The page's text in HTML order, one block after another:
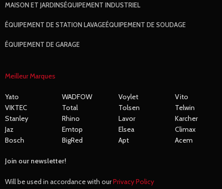
MAISON ET JARDINSÉQUIPEMENT INDUSTRIEL
ÉQUIPEMENT DE STATION LAVAGEÉQUIPEMENT DE SOUDAGE
ÉQUIPEMENT DE GARAGE
Meilleur Marques
Yato WADFOW Voylet
Vito
VIKTEC
Total Tolsen
Telwin
Stanley
Rhino Lavor
Karcher
Jaz
Emtop Elsea
Climax
Bosch
BigRed Apt Acem
Join our newsletter!
Will be used in accordance with ourPrivacy Policy